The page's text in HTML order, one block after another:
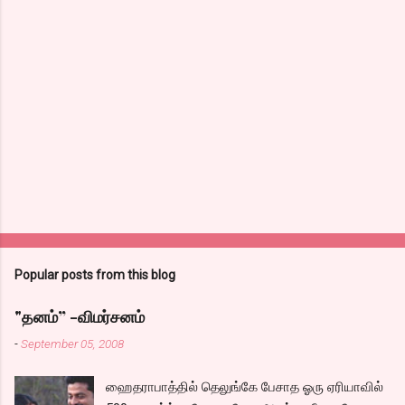
Popular posts from this blog
"தனம்” -விமர்சனம்
-September 05, 2008
ஹைதராபாத்தில் தெலுங்கே பேசாத ஓரு ஏரியாவில்